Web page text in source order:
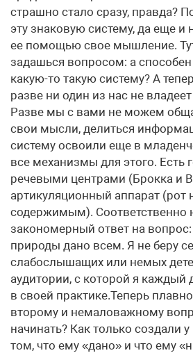
страшно стало сразу, правда?
эту знаковую систему, да еще и
ее помощью свое мышление.
задашься вопросом: а
какую-то такую систему? А
разве ни один из нас не
Разве мы с вами не можем
свои мысли, делиться
систему освоили еще в
все механизмы для этого. Есть
речевыми центрами (Брокка и
артикуляционный аппарат (рот
содержимым). Соответственно
закономерный ответ на
природы дано всем. Я не беру
слабослышащих или немых
аудитории, с которой я каждый
в своей практике.Теперь
второму и немаловажному
начинать? Как только создали
том, что ему «дано» и что ему